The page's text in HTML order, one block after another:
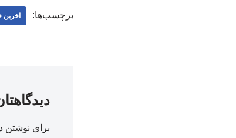
برچسب‌ها: اخرین
برای نوشتن